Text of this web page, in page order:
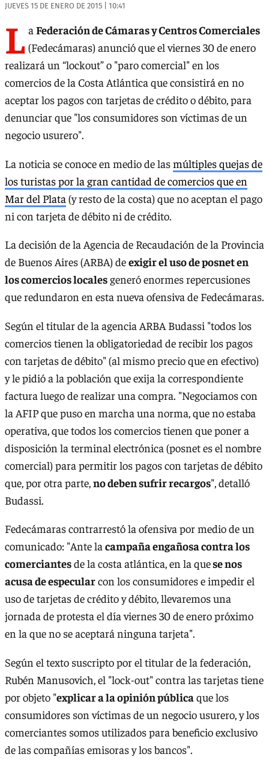
JUEVES 15 DE ENERO DE 2015 | 10:41
L a Federación de Cámaras y Centros Comerciales
(Fedecámaras) anunció que el viernes 30 de enero
realizará un “lockout” o "paro comercial" en los
comercios de la Costa Atlántica que consistirá en no
aceptar los pagos con tarjetas de crédito o débito, para
denunciar que "los consumidores son víctimas de un
negocio usurero".
La noticia se conoce en medio de lasmúltiples quejas de
los turistas por la gran cantidad de comercios que en
Mar del Plata (y resto de la costa) que no aceptan el pago
ni con tarjeta de débito ni de crédito.
La decisión de la Agencia de Recaudación de la Provincia
de Buenos Aires (ARBA) deexigir el uso de posnet en
los comercios localesgeneró enormes repercusiones
que redundaron en esta nueva ofensiva de Fedecámaras.
Según el titular de la agencia ARBA Budassi "todos los
comercios tienen la obligatoriedad de recibir los pagos
con tarjetas de débito" (al mismo precio que en efectivo)
y le pidió a la población que exija la correspondiente
factura luego de realizar una compra. "Negociamos con
la AFIP que puso en marcha una norma, que no estaba
operativa, que todos los comercios tienen que poner a
disposición la terminal electrónica (posnet es el nombre
comercial) para permitir los pagos con tarjetas de débito
que, por otra parte,no deben sufrir recargos", detalló
Budassi.
Fedecámaras contrarrestó la ofensiva por medio de un
comunicado: "Ante la campaña engañosa contra los
comerciantesde la costa atlántica, en la quese nos
acusa de especularcon los consumidores e impedir el
uso de tarjetas de crédito y débito, llevaremos una
jornada de protesta el día viernes 30 de enero próximo
en la que no se aceptará ninguna tarjeta".
Según el texto suscripto por el titular de la federación,
Rubén Manusovich, el "lock-out" contra las tarjetas tiene
por objeto "explicar a la opinión públicaque los
consumidores son víctimas de un negocio usurero, y los
comerciantes somos utilizados para beneficio exclusivo
de las compañías emisoras y los bancos".